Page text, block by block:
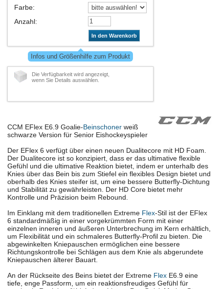
Farbe:
Anzahl:
In den Warenkorb
Infos und Größenhilfe zum Produkt
Die Verfügbarkeit wird angezeigt,
wenn Sie Details auswählen.
CCM EFlex E6.9 Goalie-Beinschoner weiß
schwarze Version für Senior Eishockeyspieler
Der EFlex 6 verfügt über einen neuen Dualitecore mit HD Foam.
Der Dualitecore ist so konzipiert, dass er das ultimative flexible
Gefühl und die ultimative Reaktion bietet, indem er unterhalb des
Knies über das Bein bis zum Stiefel ein flexibles Design bietet und
oberhalb des Knies steifer ist, um eine bessere Butterfly-Dichtung
und Stabilität zu gewährleisten. Der HD Core bietet mehr
Kontrolle und Präzision beim Rebound.
Im Einklang mit dem traditionellen Extreme Flex-Stil ist der EFlex
6 standardmäßig in einer vorgekrümmten Form mit einer
einzelnen inneren und äußeren Unterbrechung im Kern erhältlich,
um Flexibilität und ein schmaleres Butterfly-Profil zu bieten. Die
abgewinkelten Kniepauschen ermöglichen eine bessere
Richtungskontrolle bei Schlägen aus dem Knie als abgerundete
Kniepauschen älterer Bauart.
An der Rückseite des Beins bietet der Extreme Flex E6.9 eine
tiefe, enge Passform, um ein reaktionsfreudiges Gefühl für